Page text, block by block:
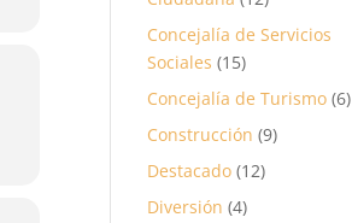
Concejalía de Servicios
Sociales (15)
Concejalía de Turismo (6)
Construcción (9)
Destacado (12)
Diversión (4)